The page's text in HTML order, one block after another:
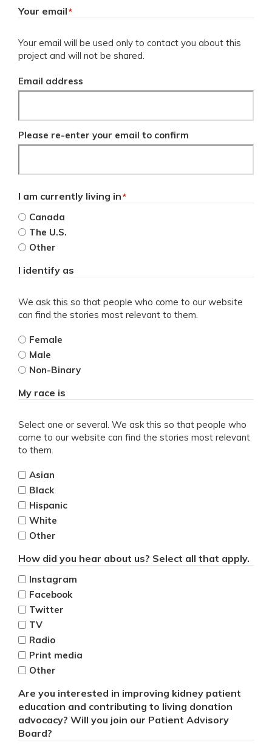
Your email*
Your email will be used only to contact you about this
project and will not be shared.
Email address
Please re-enter your email to confirm
I am currently living in*
Canada
The U.S.
Other
I identify as
We ask this so that people who come to our website
can find the stories most relevant to them.
Female
Male
Non-Binary
My race is
Select one or several. We ask this so that people who
come to our website can find the stories most relevant
to them.
Asian
Black
Hispanic
White
Other
How did you hear about us? Select all that apply.
Instagram
Facebook
Twitter
TV
Radio
Print media
Other
Are you interested in improving kidney patient
education and contributing to living donation
advocacy? Will you join our Patient Advisory
Board?